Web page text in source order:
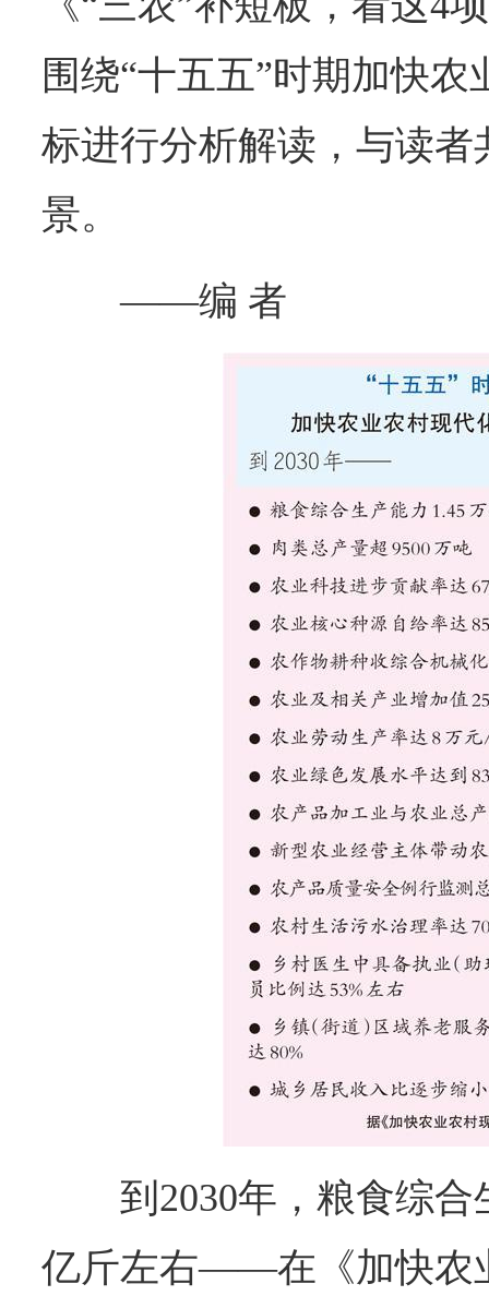
围绕“十五五”时期加快
标进行分析解读，与读者
景。
——编 者
到2030年，粮食综
亿斤左右——在《加快农